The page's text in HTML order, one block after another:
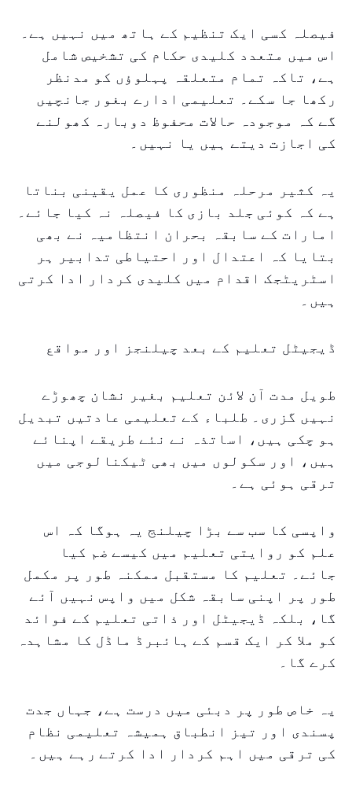
فیصلہ کسی ایک تنظیم کے ہاتھ میں نہیں ہے۔
اس میں متعدد کلیدی حکام کی تشخیص شامل
ہے، تاکہ تمام متعلقہ پہلوؤں کو مدنظر
رکھا جا سکے۔ تعلیمی ادارے بغور جانچیں
گے کہ موجودہ حالات محفوظ دوبارہ کھولنے
کی اجازت دیتے ہیں یا نہیں۔
یہ کثیر مرحلہ منظوری کا عمل یقینی بناتا
ہے کہ کوئی جلد بازی کا فیصلہ نہ کیا جائے۔
امارات کے سابقہ بحران انتظامیہ نے بھی
بتایا کہ اعتدال اور احتیاطی تدابیر ہر
اسٹریٹجک اقدام میں کلیدی کردار ادا کرتی
ہیں۔
ڈیجیٹل تعلیم کے بعد چیلنجز اور مواقع
طویل مدت آن لائن تعلیم بغیر نشان چھوڑے
نہیں گزری۔ طلباء کے تعلیمی عادتیں تبدیل
ہو چکی ہیں، اساتذہ نے نئے طریقے اپنائے
ہیں، اور سکولوں میں بھی ٹیکنالوجی میں
ترقی ہوئی ہے۔
واپسی کا سب سے بڑا چیلنج یہ ہوگا کہ اس
علم کو روایتی تعلیم میں کیسے ضم کیا
جائے۔ تعلیم کا مستقبل ممکنہ طور پر مکمل
طور پر اپنی سابقہ شکل میں واپس نہیں آئے
گا، بلکہ ڈیجیٹل اور ذاتی تعلیم کے فوائد
کو ملا کر ایک قسم کے ہائبرڈ ماڈل کا مشاہدہ
کرے گا۔
یہ خاص طور پر دبئی میں درست ہے، جہاں جدت
پسندی اور تیز انطباق ہمیشہ تعلیمی نظام
کی ترقی میں اہم کردار ادا کرتے رہے ہیں۔